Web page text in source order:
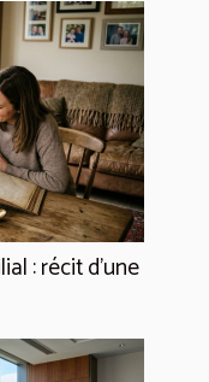
: récit d’une